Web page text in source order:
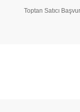
Toptan Satıcı